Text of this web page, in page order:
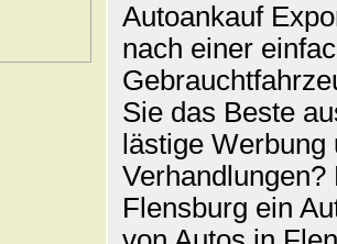
Autoankauf
nach einer
Sie das Beste
lästige
Flensburg ein